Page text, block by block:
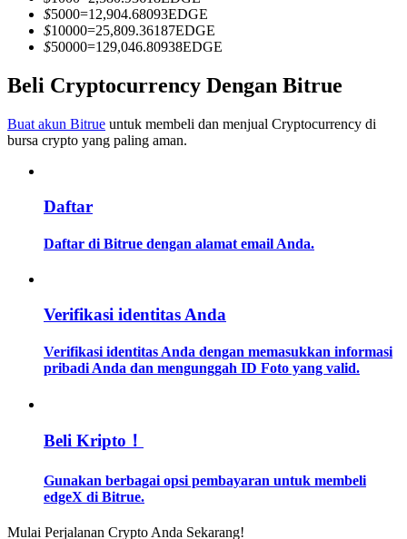
Informasi
Panduan Pemula Berjangka
Strategi perdagangan
$5000=12,904.68093EDGE
$10000=25,809.36187EDGE
$50000=129,046.80938EDGE
Beli Cryptocurrency Dengan Bitrue
Buat akun Bitrue untuk membeli dan menjual Cryptocurrency di
bursa crypto yang paling aman.
Daftar
Daftar di Bitrue dengan alamat email Anda.
Verifikasi identitas Anda
Verifikasi identitas Anda dengan memasukkan informasi
pribadi Anda dan mengunggah ID Foto yang valid.
Beli Kripto！
Gunakan berbagai opsi pembayaran untuk membeli
edgeX di Bitrue.
Mulai Perjalanan Crypto Anda Sekarang!